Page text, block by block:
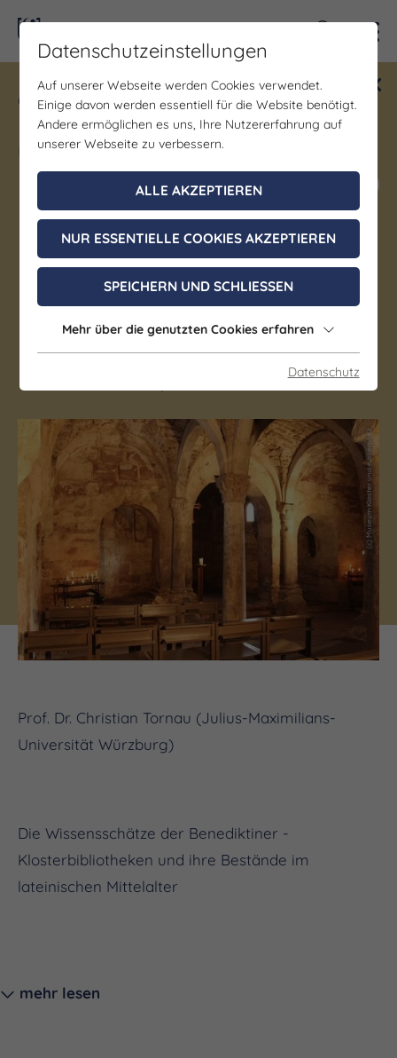
Gewinne ein Blind Date mit Saale-
Unstrut! Teilnahme vom 1.7. - 18.12.
möglich.
Jetzt mitmachen
Öffentlicher Fachvortrag zur
Mitgliederversammlung
07. November 2026, 14:00 - 15:30 Uhr
Kaiserpfalz OT Memleben
(c) Museum Kloster und Kaiserpfalz
Prof. Dr. Christian Tornau (Julius-Maximilians-
Universität Würzburg)
Die Wissensschätze der Benediktiner -
Klosterbibliotheken und ihre Bestände im
lateinischen Mittelalter
mehr lesen
Datenschutzeinstellungen
Auf unserer Webseite werden Cookies verwendet.
Einige davon werden essentiell für die Website benötigt.
Andere ermöglichen es uns, Ihre Nutzererfahrung auf
unserer Webseite zu verbessern.
ALLE AKZEPTIEREN
NUR ESSENTIELLE COOKIES AKZEPTIEREN
SPEICHERN UND SCHLIESSEN
Mehr über die genutzten Cookies erfahren
Datenschutz